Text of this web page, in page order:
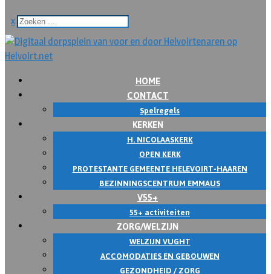
x
HOME
CONTACT
Spelregels
KERKEN
H. NICOLAASKERK
OPEN KERK
PROTESTANTE GEMEENTE HELEVOIRT-HAAREN
BEZINNINGSCENTRUM EMMAUS
V55+
55+ activiteiten
ZORG/WELZIJN
WELZIJN VUGHT
ACCOMODATIES EN GEBOUWEN
GEZONDHEID / ZORG